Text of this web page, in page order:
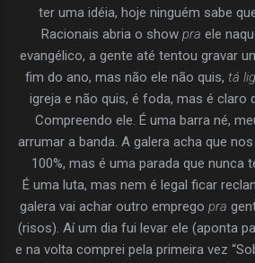
ter uma idéia, hoje ninguém sabe
Racionais abria o show pra ele
evangélico, a gente até tentou gravar
fim do ano, mas não ele não quis, tá
igreja e não quis, é foda, mas é claro
Compreendo ele. É uma barra né,
arrumar a banda. A galera acha que
100%, mas é uma parada que nunca
É uma luta, mas nem é legal ficar
galera vai achar outro emprego pra
(risos). Aí um dia fui levar ele (aponta
e na volta comprei pela primeira vez